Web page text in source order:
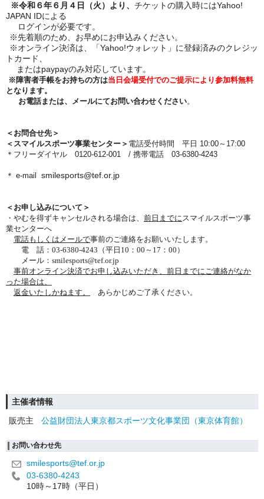
※令和６年６月４日（火）より、 チケットの購入時にはYahoo!
JAPAN IDによる
ログインが必要です。
先着順のため、お早めにお申込みください。
オンライン決済は、「Yahoo!ウォレット」に登録済みのクレジッ
トカード、
たはpaypayのみ対応しています。
※障害者手帳をお持ちの方は当日会場受付でのご提示により参加料無料
となります。
お電話または、メールにてお問い合わせください。
＜ お問合せ先 ＞
＜ スマイルスポーツ事業センター＞ 電話受付時間 平日 10:00～17:00
＊フリーダイヤル 0120-612-001 / 携帯電話 03-6380-4243
＊ e-mail smilesports@tef.or.jp
＜お申し込みについて＞
・やむを得ずキャンセルされる場合は、 前日 までにスマイルスポーツ事
業センターへ
電話もしくはメールで事前のご連絡をお願いいたします。
電 話：03-6380-4243（平日10：00～17：00）
メール：smilesports@tef.or.jp
事前オンライン決済でお申し込みいただき、 前日までにご連絡がなか
った場合は、
返金いたしかねます。
あらかじめご了承ください。
主催者情報
販売主
公益財団法人東京都スポーツ文化事業団（東京体育館）
お問い合わせ先
smilesports@tef.or.jp
03-6380-4243
10時～17時（平日）